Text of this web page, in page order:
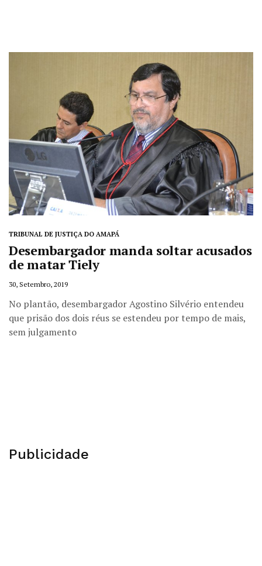
TRIBUNAL DE JUSTIÇA DO AMAPÁ
Desembargador manda soltar acusados
de matar Tiely
30, Setembro, 2019
No plantão, desembargador Agostino Silvério entendeu
que prisão dos dois réus se estendeu por tempo de mais,
sem julgamento
Publicidade